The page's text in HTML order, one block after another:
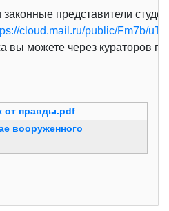
представители
cloud.mail.ru/public/Fm7b/
вы можете через кураторов
от правды.pdf
вооруженного